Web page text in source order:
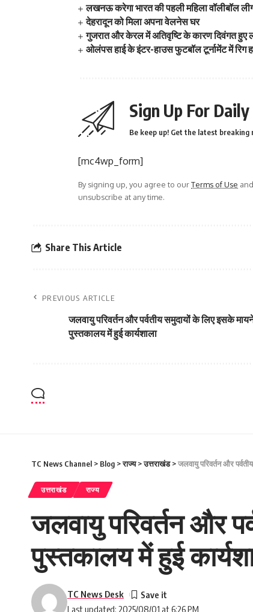
लखनऊ करेगा भारत की पहली महिला वॉलीबॉल
देहरादून को मिला अपना वेलनेस घर
गुजरात और केरल में अतिवृष्टि के कारण दिवंगत हुए
ओलंपस हाई के इंटर-हाउस फुटबॉल टूर्नामेंट में रिग
Sign Up For
Be keep up! Get the latest
[mc4wp_form]
By signing up, you agree to ourTerms of Use
unsubscribe at any time.
Share This Article
PREVIOUS ARTICLE
जलवायु परिवर्तन और पर्वतीय समुदायों के लिए इसके
पुस्तकालय में हुई कार्यशाला
TC News Channel > Blog >राज्य>उत्तराखंड>जलवायु परिवर्तन और
उत्तराखंड राज्य
जलवायु परिवर्तन और
पुस्तकालय में हुई
Last updated: 2025/08/01 at 6:26 PM
TC News Desk